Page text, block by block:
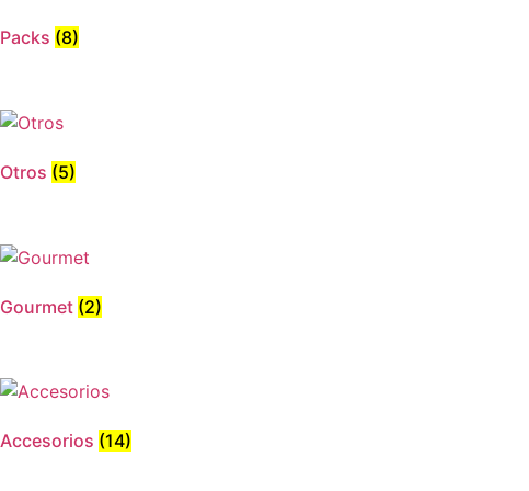
Packs (8)
Otros (5)
Gourmet (2)
Accesorios (14)